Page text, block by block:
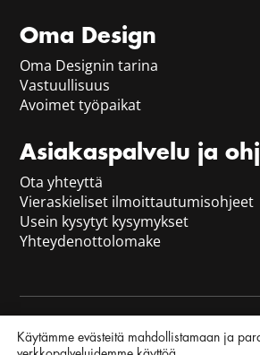
Oma Design
Oma Designin tarina
Vastuullisuus
Avoimet työpaikat
Asiakaspalvelu ja
Ota yhteyttä
Vieraskieliset ilmoittautumisohjeet
Usein kysytyt kysymykset
Yhteydenottolomake
Evästekäytäntö
Käytämme evästeitä mahdollistamaan ja